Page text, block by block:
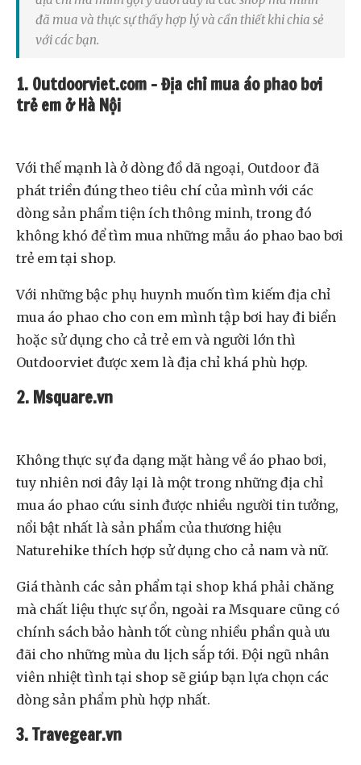
đã mua và thực sự thấy hợp lý và cần thiết khi chia sẻ
với các bạn.
1. Outdoorviet.com – Địa chỉ mua áo phao bơi
trẻ em ở Hà Nội
Với thế mạnh là ở dòng đồ dã ngoại, Outdoor đã
phát triền đúng theo tiêu chí của mình với các
dòng sản phẩm tiện ích thông minh, trong đó
không khó để tìm mua những mẫu áo phao bao bơi
trẻ em tại shop.
Với những bậc phụ huynh muốn tìm kiếm địa chỉ
mua áo phao cho con em mình tập bơi hay đi biển
hoặc sử dụng cho cả trẻ em và người lớn thì
Outdoorviet được xem là địa chỉ khá phù hợp.
2. Msquare.vn
Không thực sự đa dạng mặt hàng về áo phao bơi,
tuy nhiên nơi đây lại là một trong những địa chỉ
mua áo phao cứu sinh được nhiều người tin tưởng,
nổi bật nhất là sản phẩm của thương hiệu
Naturehike thích hợp sử dụng cho cả nam và nữ.
Giá thành các sản phẩm tại shop khá phải chăng
mà chất liệu thực sự ổn, ngoài ra Msquare cũng có
chính sách bảo hành tốt cùng nhiều phần quà ưu
đãi cho những mùa du lịch sắp tới. Đội ngũ nhân
viên nhiệt tình tại shop sẽ giúp bạn lựa chọn các
dòng sản phẩm phù hợp nhất.
3. Travegear.vn